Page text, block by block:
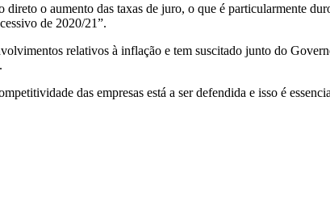
o aumento das taxas de juro, o que é particularmente
de 2020/21”.
relativos à inflação e tem suscitado junto do
das empresas está a ser defendida e isso é